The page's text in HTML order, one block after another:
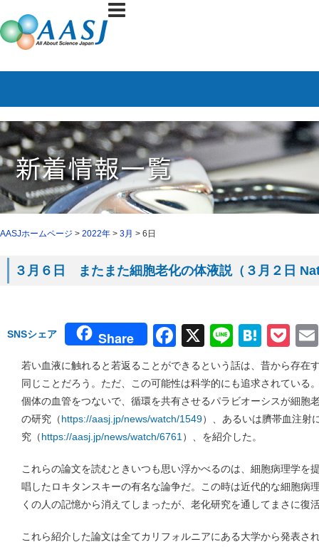
AASJホームページ > 2022年 > 3月 > 6日
３月６日 またまた細胞老化の体液説（３月２日
SNSシェア Share Facebook
X Line
若い血液に触れると若返ることができるという話は、昔から存在
同じことだろう。ただ、この可能性は科学的にも追求されている
個体の血管をつないで、循環を共有させるパラビオーシスが細胞
の研究（https://aasj.jp/news/watch/1549）、あるいは臍帯血注射
究（https://aasj.jp/news/watch/6761 ）、を紹介した。
これらの論文を読むときいつも思い浮かべるのは、細胞病理学を
唱したロキタンスキーの有名な論争だ。この時は近代的な細胞病
くの人の記憶から消えてしまったが、老化研究を通してまさに復
これら紹介した論文は全てカリフォルニアにある大学から発表さ